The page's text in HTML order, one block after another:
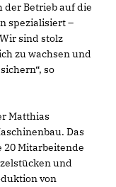
der Betrieb auf die
spezialisiert –
sind stolz
zu wachsen und
so
Matthias
Das
Mitarbeitende
und
von